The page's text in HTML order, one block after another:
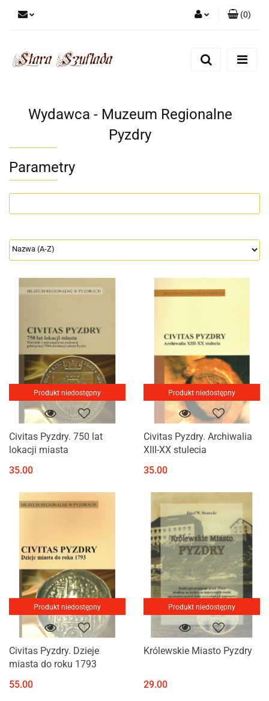
Zarejestruj się
(0)
Wydawca - Muzeum Regionalne
Pyzdry
Parametry
Produkt niedostępny
Civitas Pyzdry. 750 lat
lokacji miasta
35.00
Produkt niedostępny
Civitas Pyzdry. Archiwalia
XIII-XX stulecia
35.00
Produkt niedostępny
Civitas Pyzdry. Dzieje
miasta do roku 1793
55.00
Produkt niedostępny
Królewskie Miasto Pyzdry
29.00